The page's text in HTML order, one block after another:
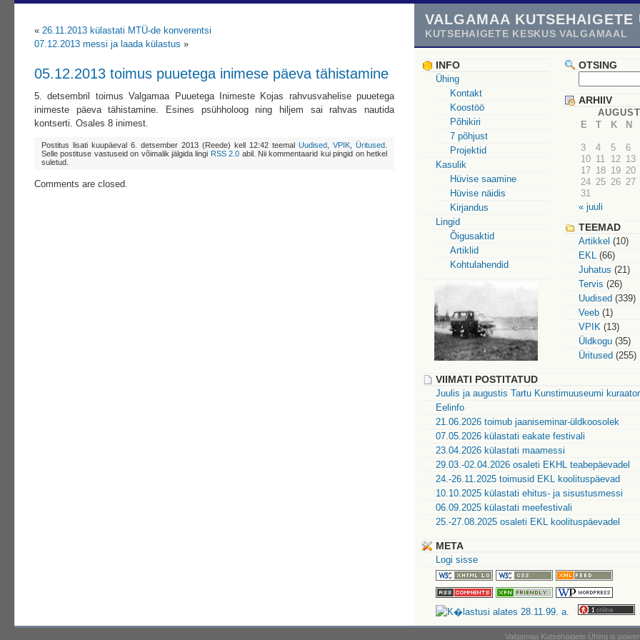
« 26.11.2013 külastati MTÜ-de konverentsi
07.12.2013 messi ja laada külastus »
05.12.2013 toimus puuetega inimese päeva tähistamine
5. detsembril toimus Valgamaa Puuetega Inimeste Kojas rahvusvahelise puuetega
inimeste päeva tähistamine. Esines psühholoog ning hiljem sai rahvas nautida
kontserti. Osales 8 inimest.
Postitus lisati kuupäeval 6. detsember 2013 (Reede) kell 12:42 teemal Uudised VPIK Üritused
Selle postituse vastuseid on võimalik jälgida lingi RSS 2.0 abil. Nii kommentaarid kui pingid on hetkel
suletud.
Comments are closed.
VALGAMAA KUTSEHAIGETE
KUTSEHAIGETE KESKUS VALGAMAAL
INFO
Ühing
Kontakt
Koostöö
Põhikiri
7 põhjust
Projektid
Kasulik
Hüvise saamine
Hüvise näidis
Kirjandus
Lingid
Õigusaktid
Artiklid
Kohtulahendid
OTSING
ARHIIV
E
T K N
3
4 5 6
10 11 12 13
17 18 19 20
24 25 26 27
31
« juuli
TEEMAD
Artikkel (10)
EKL (66)
Juhatus (21)
Tervis (26)
Uudised (339)
Veeb (1)
VPIK (13)
Üldkogu (35)
Üritused (255)
VIIMATI POSTITATUD
Juulis ja augustis Tartu Kunstimuuseumi
Eelinfo
21.06.2026 toimub jaaniseminar-üldkoosolek
07.05.2026 külastati eakate festivali
23.04.2026 külastati maamessi
29.03.-02.04.2026 osaleti EKHL teabepäevadel
24.-26.11.2025 toimusid EKL koolituspäevad
10.10.2025 külastati ehitus- ja sisustusmessi
06.09.2025 külastati meefestivali
25.-27.08.2025 osaleti EKL koolituspäevadel
META
Logi sisse
Valgamaa Kutsehaigete Ühing is